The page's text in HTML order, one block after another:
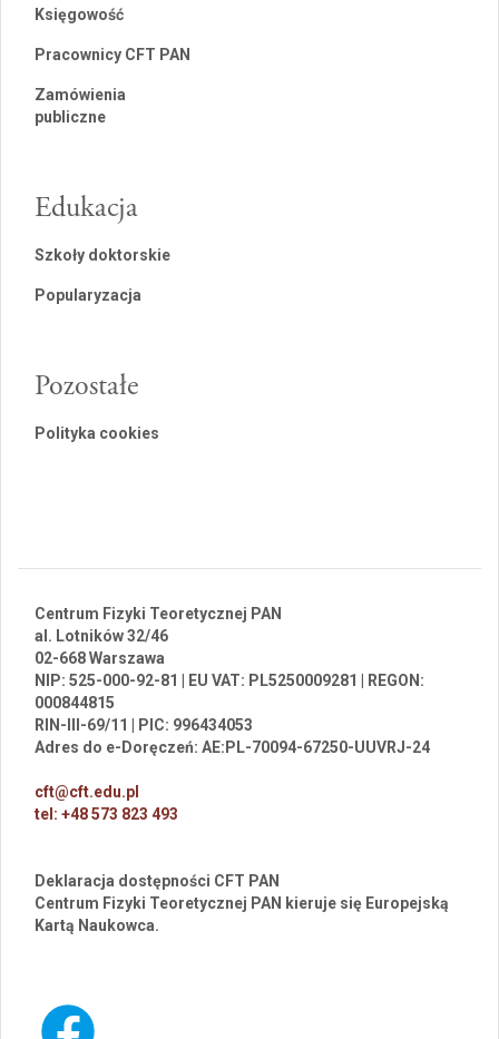
Księgowość
Pracownicy CFT PAN
Zamówienia
publiczne
Edukacja
Szkoły doktorskie
Popularyzacja
Pozostałe
Polityka cookies
Centrum Fizyki Teoretycznej PAN
al. Lotników 32/46
02-668 Warszawa
NIP: 525-000-92-81 | EU VAT: PL5250009281 | REGON:
000844815
RIN-III-69/11 | PIC: 996434053
Adres do e-Doręczeń: AE:PL-70094-67250-UUVRJ-24
cft@cft.edu.pl
tel: +48 573 823 493
Deklaracja dostępności CFT PAN
Centrum Fizyki Teoretycznej PAN kieruje się Europejską
Kartą Naukowca.